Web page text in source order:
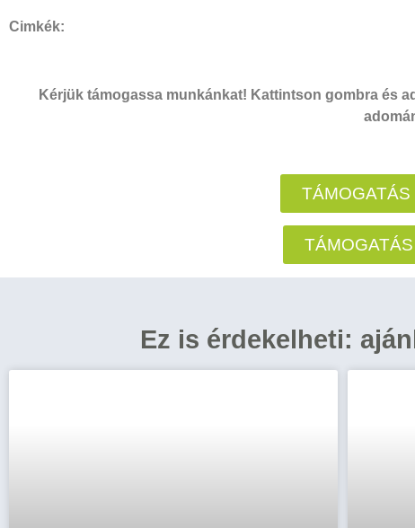
Cimkék:
Kérjük támogassa munkánkat! Kattintson gombra és
Ez is érdekelheti: